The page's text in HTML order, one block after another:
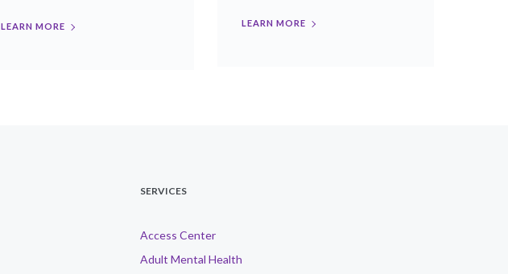
LEARN MORE LEARN MORE
SERVICES
Access Center
Adult Mental Health